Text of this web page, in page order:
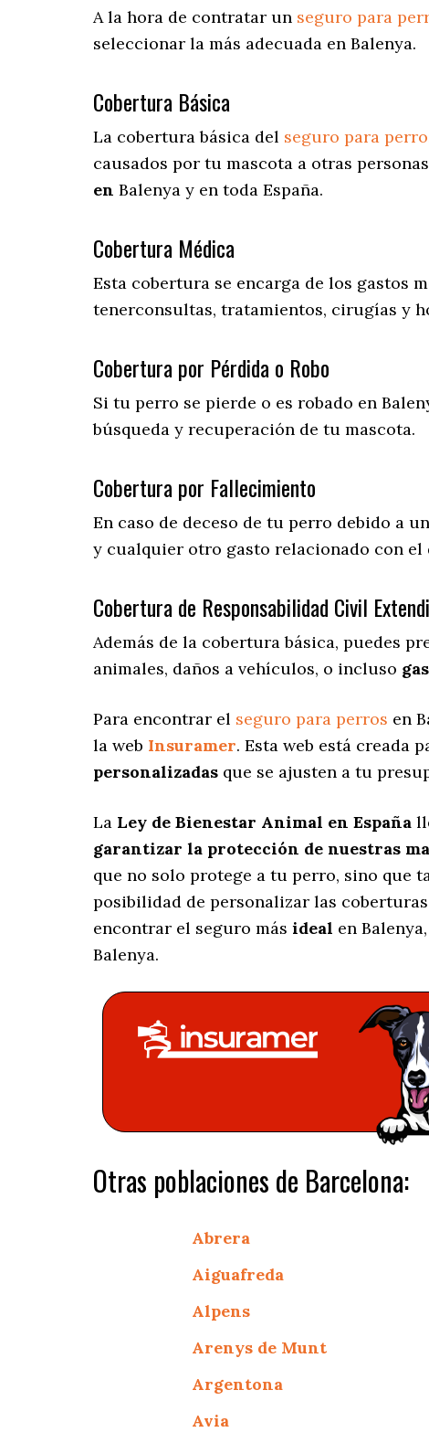
A la hora de contratar un seguro para
seleccionar la más adecuada en Balenya.
Cobertura Básica
La cobertura básica del seguro para
causados por tu mascota a otras
en Balenya y en toda España.
Cobertura Médica
Esta cobertura se encarga de los gastos
tenerconsultas, tratamientos, cirugías y
Cobertura por Pérdida o Robo
Si tu perro se pierde o es robado en
búsqueda y recuperación de tu mascota.
Cobertura por Fallecimiento
En caso de deceso de tu perro debido a
y cualquier otro gasto relacionado con el
Cobertura de Responsabilidad Civil
Además de la cobertura básica, puedes
animales, daños a vehículos, o incluso
Para encontrar el seguro para perros en
la web Insuramer. Esta web está creada
personalizadas que se ajusten a tu
La Ley de Bienestar Animal en España
garantizar la protección de nuestras
que no solo protege a tu perro, sino que
posibilidad de personalizar las
encontrar el seguro más ideal en
Balenya.
Otras poblaciones de Barcelona:
Abrera
Aiguafreda
Alpens
Arenys de Munt
Argentona
Avia